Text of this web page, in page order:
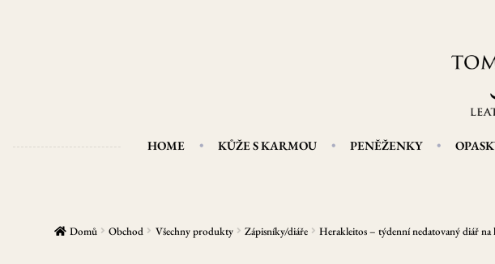
HOME KŮŽE S KARMOU PENĚŽENKY
Domů Obchod Všechny produkty Zápisníky/diáře Herakleitos – týdenní nedatovaný diář